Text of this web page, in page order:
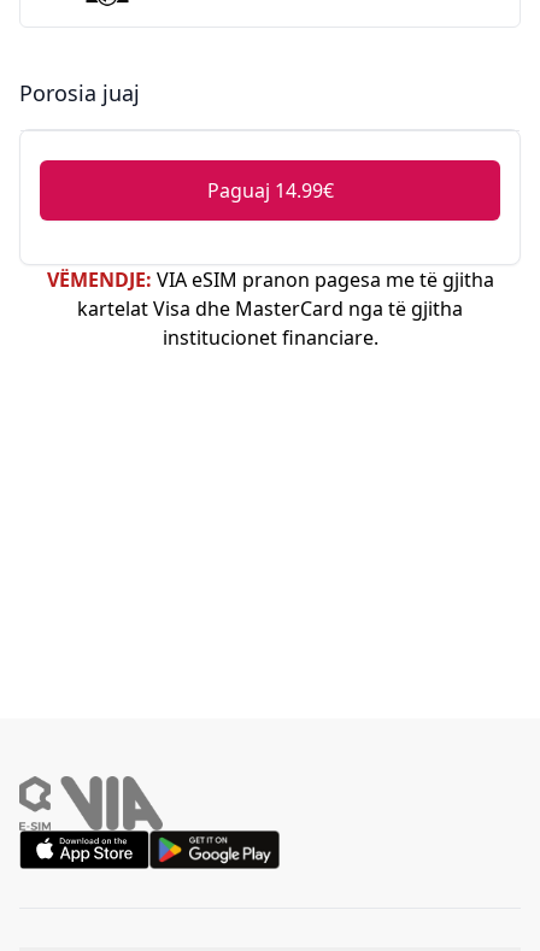
Porosia juaj
Paguaj 14.99€
VËMENDJE: VIA eSIM pranon pagesa me të gjitha
kartelat Visa dhe MasterCard nga të gjitha
institucionet financiare.